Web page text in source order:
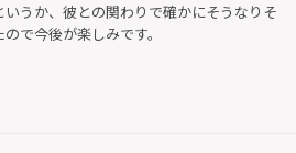
うか、彼との関わりで確かにそうなりそ
で今後が楽しみです。